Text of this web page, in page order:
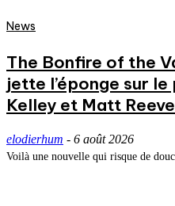
News
The Bonfire of the
jette l’éponge sur
Kelley et Matt
elodierhum - 6 août 2026
Voilà une nouvelle qui risque de